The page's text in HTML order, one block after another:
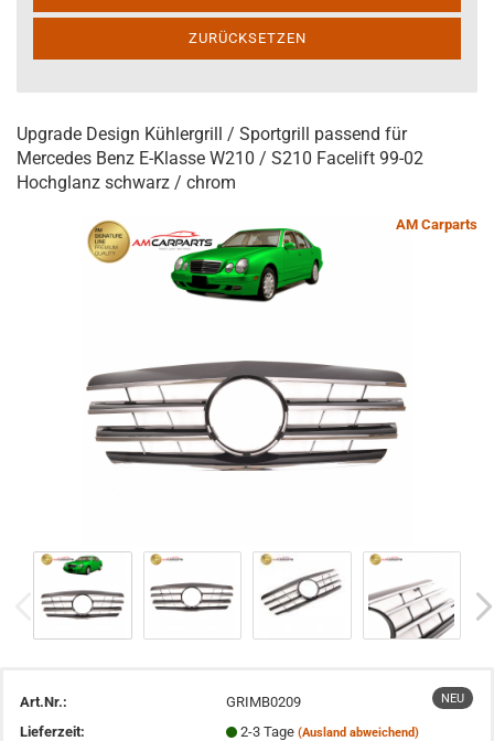
ZURÜCKSETZEN
Upgrade Design Kühlergrill / Sportgrill passend für
Mercedes Benz E-Klasse W210 / S210 Facelift 99-02
Hochglanz schwarz / chrom
AM Carparts
NEU
Art.Nr.:
GRIMB0209
Lieferzeit:
2-3 Tage (Ausland abweichend)